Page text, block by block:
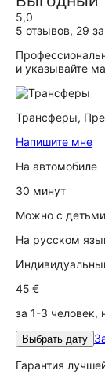
5,0
5 отзывов, 29
и указывайте
Трансферы,
Напишите мне
На автомобиле
30 минут
Можно с детьми
На русском
45 €
за 1-3 человек,
Выбрать дату
Гарантия